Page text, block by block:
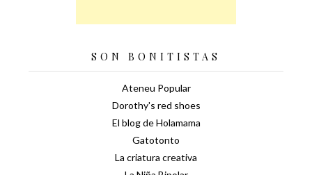
SON BONITISTAS
Ateneu Popular
Dorothy's red shoes
El blog de Holamama
Gatotonto
La criatura creativa